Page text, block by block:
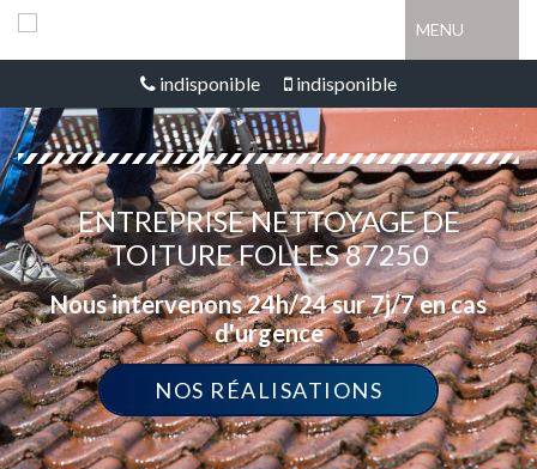
MENU
indisponible indisponible
ENTREPRISE NETTOYAGE DE
TOITURE FOLLES 87250
Nous intervenons 24h/24 sur 7j/7 en cas
d'urgence
NOS RÉALISATIONS